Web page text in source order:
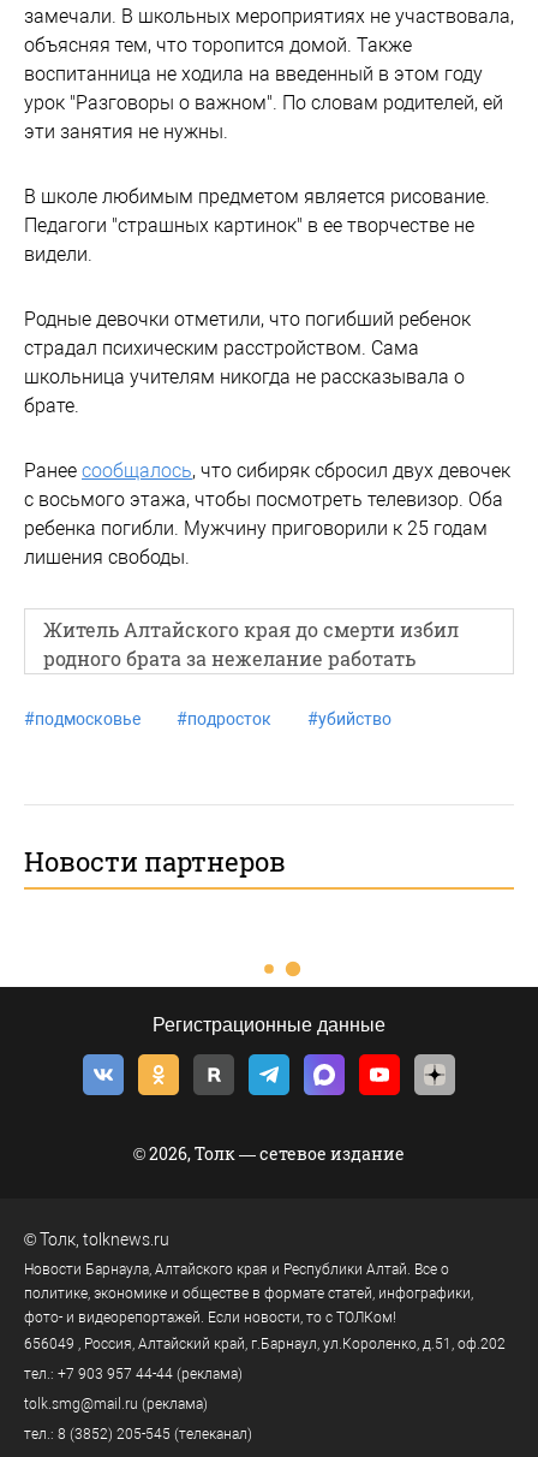
замечали. В школьных мероприятиях не участвовала,
объясняя тем, что торопится домой. Также
воспитанница не ходила на введенный в этом году
урок "Разговоры о важном". По словам родителей, ей
эти занятия не нужны.
В школе любимым предметом является рисование.
Педагоги "страшных картинок" в ее творчестве не
видели.
Родные девочки отметили, что погибший ребенок
страдал психическим расстройством. Сама
школьница учителям никогда не рассказывала о
брате.
Ранее сообщалось, что сибиряк сбросил двух девочек
с восьмого этажа, чтобы посмотреть телевизор. Оба
ребенка погибли. Мужчину приговорили к 25 годам
лишения свободы.
Житель Алтайского края до смерти избил
родного брата за нежелание работать
#подмосковье #подросток #убийство
Новости партнеров
Регистрационные данные
© 2026, Толк — сетевое издание
©Толк tolknews.ru
Новости Барнаула, Алтайского края и Республики Алтай. Все о
политике, экономике и обществе в формате статей, инфографики,
фото- и видеорепортажей. Если новости, то с ТОЛКом!
656049 , Россия, Алтайский край, г.Барнаул, ул.Короленко, д.51, оф.202
тел.: +7 903 957 44-44 (реклама)
tolk.smg@mail.ru (реклама)
тел.: 8 (3852) 205-545 (телеканал)